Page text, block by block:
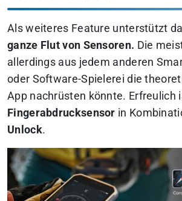
Als weiteres Feature unterstützt
ganze Flut von Sensoren. Die
allerdings aus jedem anderen
oder Software-Spielerei die
App nachrüsten könnte. Erfreulich
Fingerabdrucksensor in
Unlock.